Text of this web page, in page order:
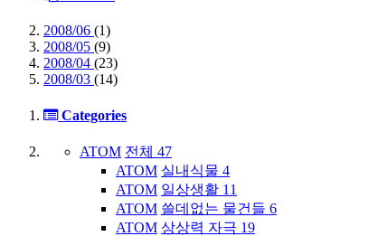
2008/06 (1)
2008/05 (9)
2008/04 (23)
2008/03 (14)
Categories
ATOM 전체 47
ATOM 실내식물 4
ATOM 일상생활 11
ATOM 쓸데없는 물건들 6
ATOM 상상력 자극 19